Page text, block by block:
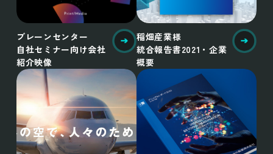
ブレーンセンター
自社セミナー向け会社
紹介映像
稲畑産業様
統合報告書2021・企業
概要